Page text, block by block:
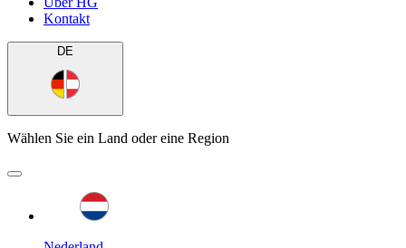
Kontakt
DE
Wählen Sie ein Land oder eine Region